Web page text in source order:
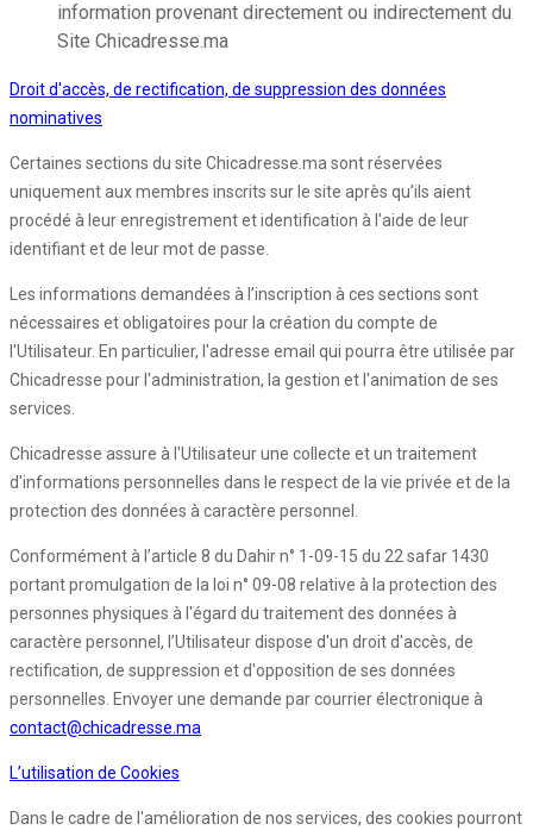
information provenant directement ou indirectement du
Site Chicadresse.ma
Droit d'accès, de rectification, de suppression des données
nominatives
Certaines sections du site Chicadresse.ma sont réservées
uniquement aux membres inscrits sur le site après qu’ils aient
procédé à leur enregistrement et identification à l'aide de leur
identifiant et de leur mot de passe.
Les informations demandées à l’inscription à ces sections sont
nécessaires et obligatoires pour la création du compte de
l'Utilisateur. En particulier, l'adresse email qui pourra être utilisée par
Chicadresse pour l'administration, la gestion et l'animation de ses
services.
Chicadresse assure à l'Utilisateur une collecte et un traitement
d'informations personnelles dans le respect de la vie privée et de la
protection des données à caractère personnel.
Conformément à l’article 8 du Dahir n° 1-09-15 du 22 safar 1430
portant promulgation de la loi n° 09-08 relative à la protection des
personnes physiques à l'égard du traitement des données à
caractère personnel, l’Utilisateur dispose d'un droit d'accès, de
rectification, de suppression et d'opposition de ses données
personnelles. Envoyer une demande par courrier électronique à
contact@chicadresse.ma
L’utilisation de Cookies
Dans le cadre de l'amélioration de nos services, des cookies pourront